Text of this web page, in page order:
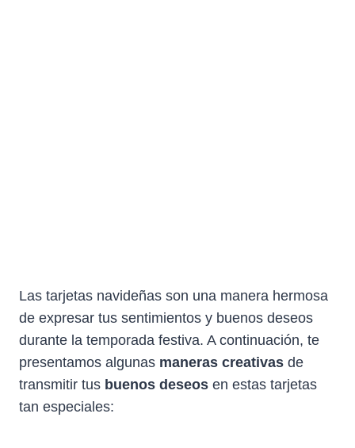
Las tarjetas navideñas son una manera hermosa
de expresar tus sentimientos y buenos deseos
durante la temporada festiva. A continuación, te
presentamos algunas maneras creativas de
transmitir tus buenos deseos en estas tarjetas
tan especiales: